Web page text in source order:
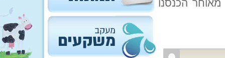
הכנסנו